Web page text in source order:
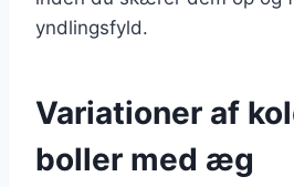
yndlingsfyld.
Variationer af
boller med æg